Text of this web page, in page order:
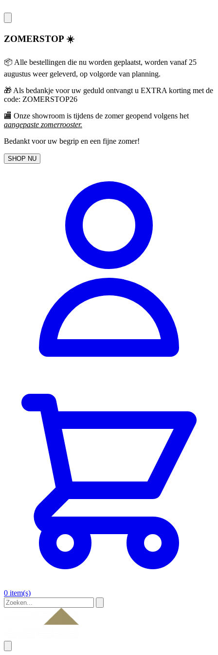
ZOMERSTOP ☀️
📦 Alle bestellingen die nu worden geplaatst, worden vanaf 25
augustus weer geleverd, op volgorde van planning.
🎁 Als bedankje voor uw geduld ontvangt u EXTRA korting met de
code: ZOMERSTOP26
🏬 Onze showroom is tijdens de zomer geopend volgens het
aangepaste zomerrooster.
Bedankt voor uw begrip en een fijne zomer!
SHOP NU
0 item(s)